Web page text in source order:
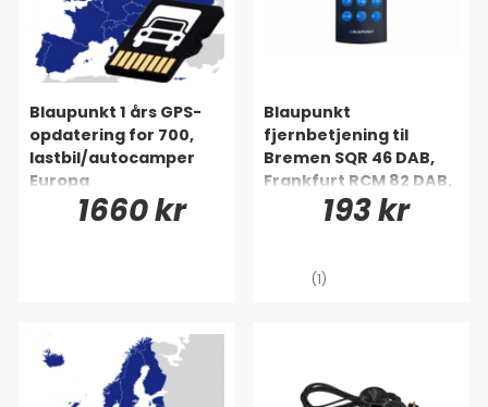
Blaupunkt 1 års GPS-
opdatering for 700,
lastbil/autocamper
Europa
1660 kr
Blaupunkt
fjernbetjening til
Bremen SQR 46 DAB,
Frankfurt RCM 82 DAB,
serie 130, 230, 270, 370,
400, 500, HEAVY DUTY
193 kr
(1)